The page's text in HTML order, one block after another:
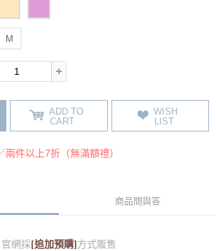
M
ADD TO
CART
WISH
LIST
兩件以上7折（無滿額禮）
商品問與答
官網採[追加預購]方式販售